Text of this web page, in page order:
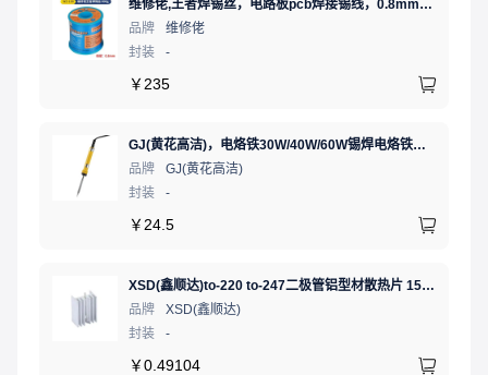
维修佬,王者焊锡丝，电路板pcb焊接锡线，0.8mm800g,1个
品牌
维修佬
封装
-
￥ 235
GJ(黄花高洁)，电烙铁30W/40W/60W锡焊电烙铁焊接工具电焊笔手机电子维修（内热35W），NO.435(35W)
品牌
GJ(黄花高洁)
封装
-
￥ 24.5
XSD(鑫顺达)to-220 to-247二极管铝型材散热片 15.5*10.5*21 本色带针大功率电子散热器（可定制）
品牌
XSD(鑫顺达)
封装
-
￥0.49104